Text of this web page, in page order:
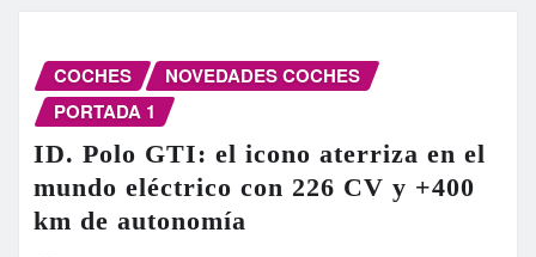
COCHES
NOVEDADES COCHES
PORTADA 1
ID. Polo GTI: el icono aterriza en el
mundo eléctrico con 226 CV y +400
km de autonomía